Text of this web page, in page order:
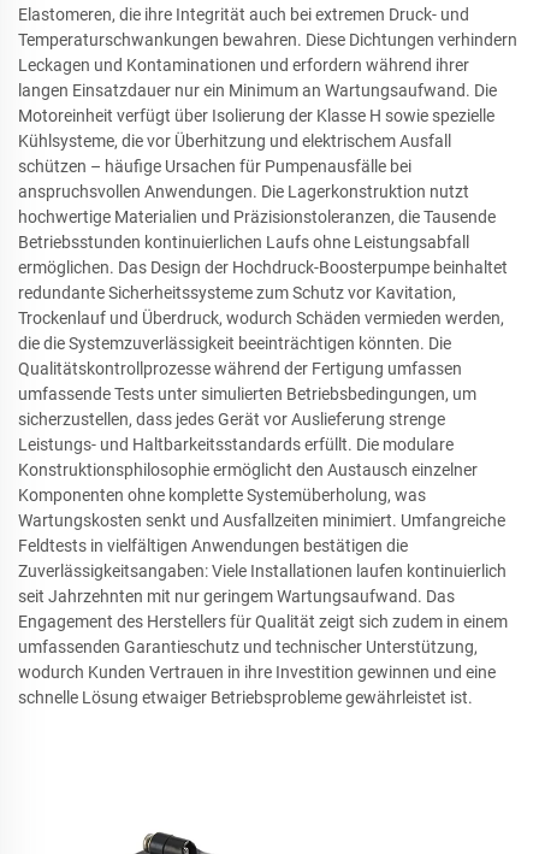
Elastomeren, die ihre Integrität auch bei extremen Druck- und
Temperaturschwankungen bewahren. Diese Dichtungen verhindern
Leckagen und Kontaminationen und erfordern während ihrer
langen Einsatzdauer nur ein Minimum an Wartungsaufwand. Die
Motoreinheit verfügt über Isolierung der Klasse H sowie spezielle
Kühlsysteme, die vor Überhitzung und elektrischem Ausfall
schützen – häufige Ursachen für Pumpenausfälle bei
anspruchsvollen Anwendungen. Die Lagerkonstruktion nutzt
hochwertige Materialien und Präzisionstoleranzen, die Tausende
Betriebsstunden kontinuierlichen Laufs ohne Leistungsabfall
ermöglichen. Das Design der Hochdruck-Boosterpumpe beinhaltet
redundante Sicherheitssysteme zum Schutz vor Kavitation,
Trockenlauf und Überdruck, wodurch Schäden vermieden werden,
die die Systemzuverlässigkeit beeinträchtigen könnten. Die
Qualitätskontrollprozesse während der Fertigung umfassen
umfassende Tests unter simulierten Betriebsbedingungen, um
sicherzustellen, dass jedes Gerät vor Auslieferung strenge
Leistungs- und Haltbarkeitsstandards erfüllt. Die modulare
Konstruktionsphilosophie ermöglicht den Austausch einzelner
Komponenten ohne komplette Systemüberholung, was
Wartungskosten senkt und Ausfallzeiten minimiert. Umfangreiche
Feldtests in vielfältigen Anwendungen bestätigen die
Zuverlässigkeitsangaben: Viele Installationen laufen kontinuierlich
seit Jahrzehnten mit nur geringem Wartungsaufwand. Das
Engagement des Herstellers für Qualität zeigt sich zudem in einem
umfassenden Garantieschutz und technischer Unterstützung,
wodurch Kunden Vertrauen in ihre Investition gewinnen und eine
schnelle Lösung etwaiger Betriebsprobleme gewährleistet ist.